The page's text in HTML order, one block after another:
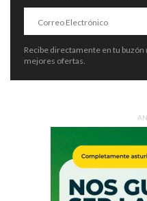
Recibe directamente en tu
mejores ofertas.